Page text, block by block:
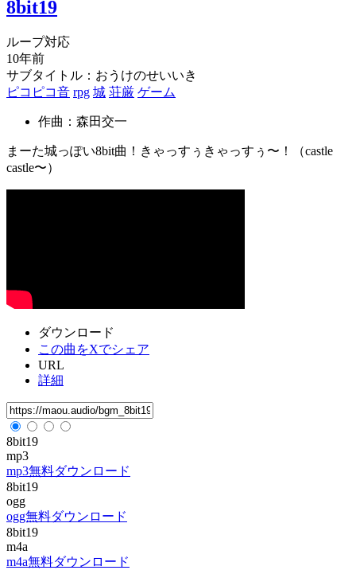
8bit19
ループ対応
10年前
サブタイトル：おうけのせいいき
ピコピコ音 rpg 城 荘厳 ゲーム
作曲：森田交一
まーた城っぽい8bit曲！きゃっすぅきゃっすぅ〜！（castle
castle〜）
ダウンロード
この曲をXでシェア
URL
詳細
8bit19
mp3
mp3無料ダウンロード
8bit19
ogg
ogg無料ダウンロード
8bit19
m4a
m4a無料ダウンロード